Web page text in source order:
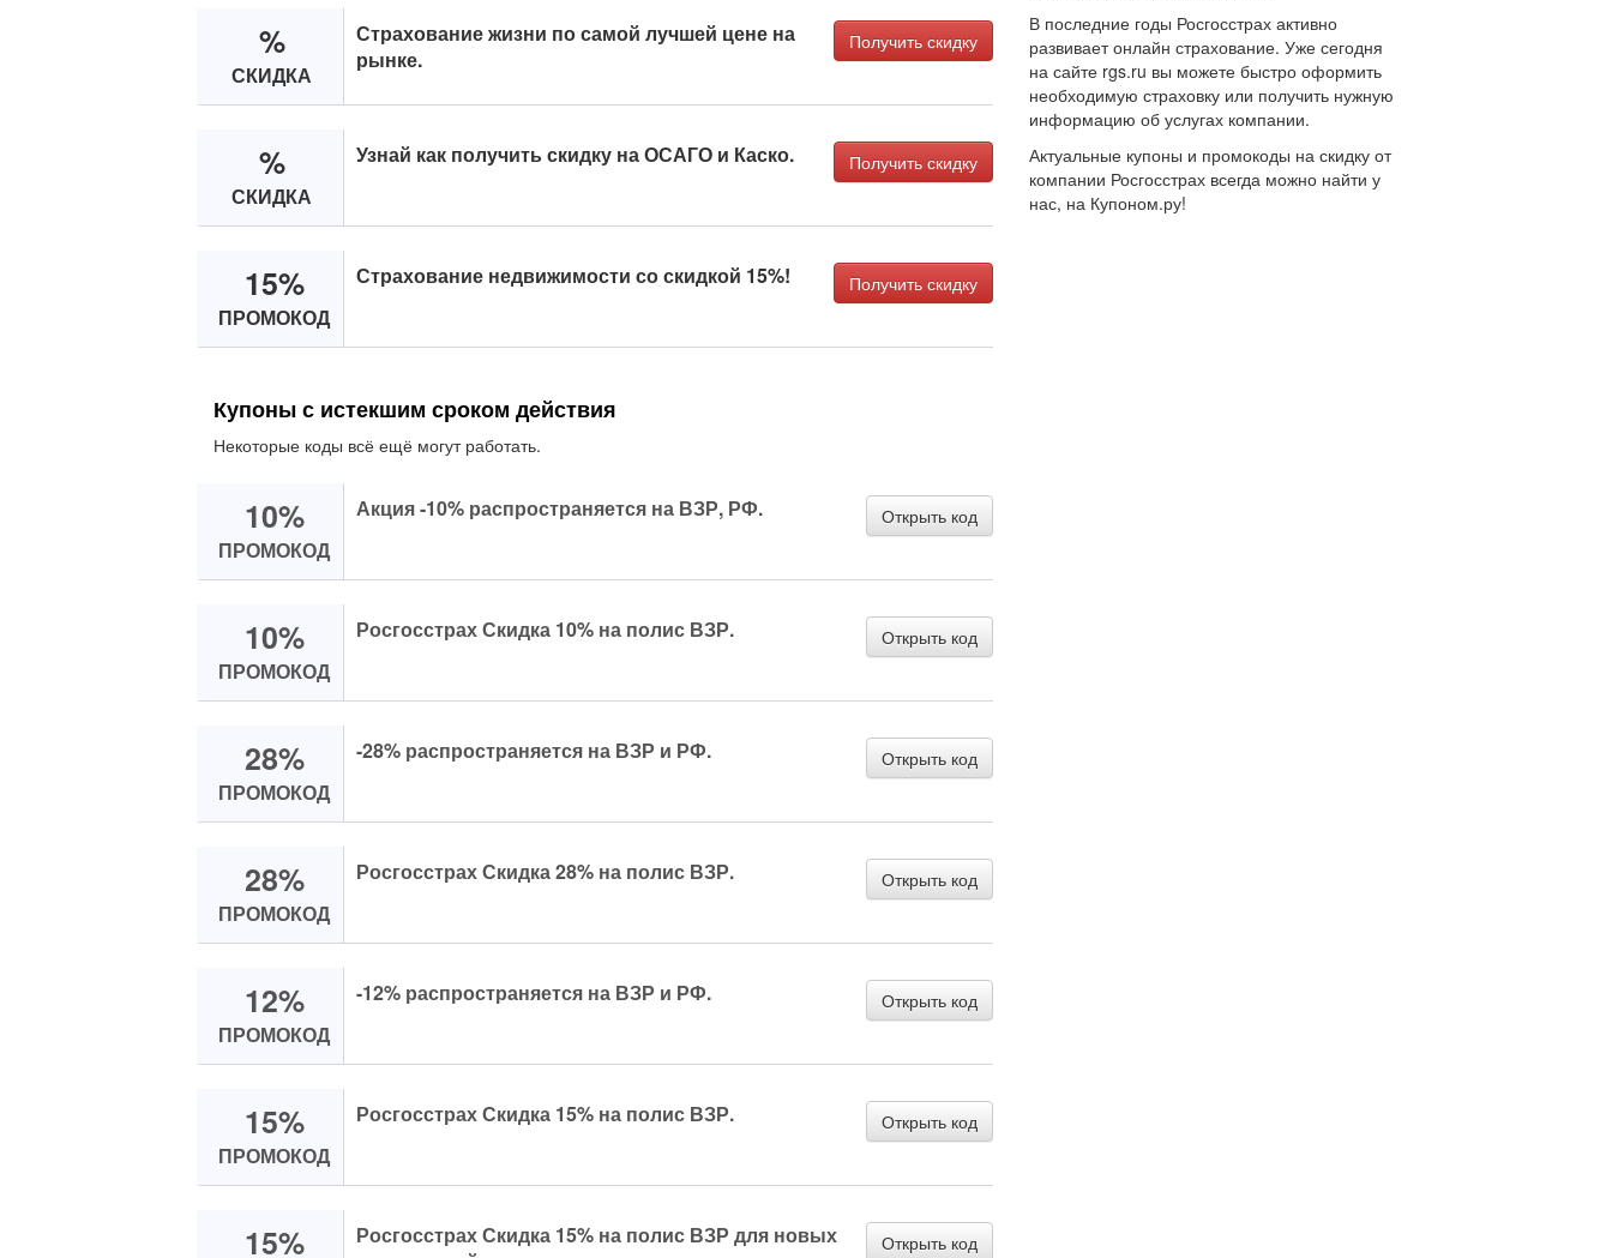
%
СКИДКА
Страхование жизни по самой лучшей цене на
рынке.
Получить скидку
%
СКИДКА
Узнай как получить скидку на ОСАГО и Каско. Получить скидку
15%
ПРОМОКОД
Страхование недвижимости со скидкой 15%! Получить скидку
Купоны с истекшим сроком действия
Некоторые коды всё ещё могут работать.
10%
ПРОМОКОД
Акция -10% распространяется на ВЗР, РФ. Открыть код
10%
ПРОМОКОД
Росгосстрах Скидка 10% на полис ВЗР. Открыть код
28%
ПРОМОКОД
-28% распространяется на ВЗР и РФ. Открыть код
28%
ПРОМОКОД
Росгосстрах Скидка 28% на полис ВЗР. Открыть код
12%
ПРОМОКОД
-12% распространяется на ВЗР и РФ. Открыть код
15%
ПРОМОКОД
Росгосстрах Скидка 15% на полис ВЗР. Открыть код
15%
Росгосстрах Скидка 15% на полис ВЗР для новых
Открыть код
В последние годы Росгосстрах активно
развивает онлайн страхование. Уже сегодня
на сайте rgs.ru вы можете быстро оформить
необходимую страховку или получить нужную
информацию об услугах компании.
Актуальные купоны и промокоды на скидку от
компании Росгосстрах всегда можно найти у
нас, на Купоном.ру!